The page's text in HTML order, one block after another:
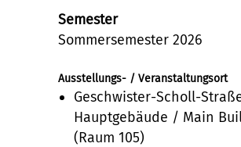
Semester
Sommersemester 2026
Ausstellungs- / Veranstaltungsort
Geschwister-Scholl-
Hauptgebäude / Main
(Raum 105)